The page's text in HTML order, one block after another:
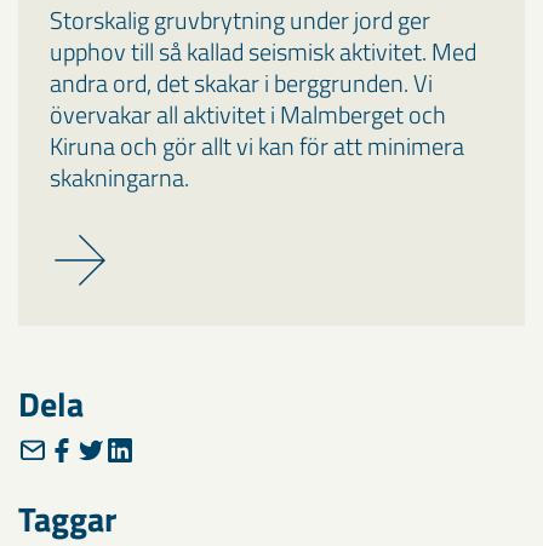
Storskalig gruvbrytning under jord ger
upphov till så kallad seismisk aktivitet. Med
andra ord, det skakar i berggrunden. Vi
övervakar all aktivitet i Malmberget och
Kiruna och gör allt vi kan för att minimera
skakningarna.
Dela
Taggar